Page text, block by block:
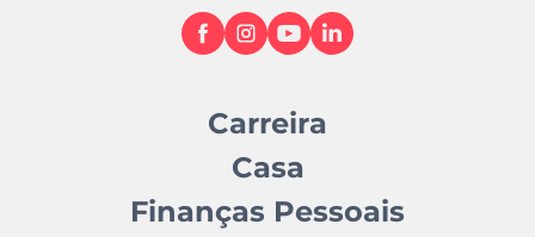
Carreira
Casa
Finanças Pessoais